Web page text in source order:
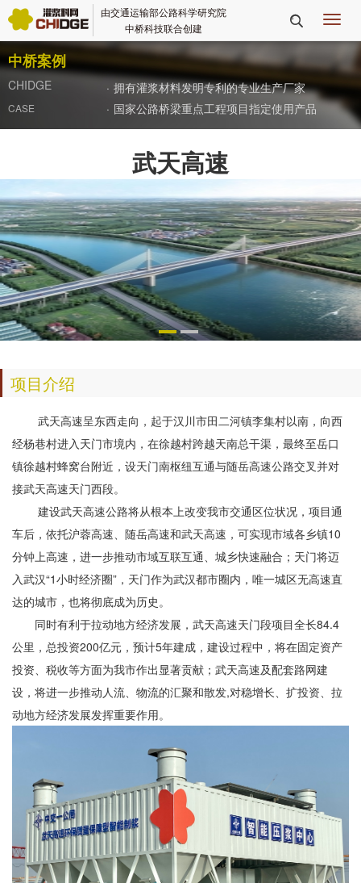
切
换
航

由交通运输部公路科学研究院
中桥科技联合创建
中桥案例
CHIDGE
CASE
· 拥有灌浆材料发明专利的专业生产厂家
· 国家公路桥梁重点工程项目指定使用产品
武天高速
项目介绍
武天高速呈东西走向，起于汉川市田二河镇李集村以南，向西
经杨巷村进入天门市境内，在徐越村跨越天南总干渠，最终至岳口
镇徐越村蜂窝台附近，设天门南枢纽互通与随岳高速公路交叉并对
接武天高速天门西段。
建设武天高速公路将从根本上改变我市交通区位状况，项目通
车后，依托沪蓉高速、随岳高速和武天高速，可实现市域各乡镇10
分钟上高速，进一步推动市域互联互通、城乡快速融合；天门将迈
入武汉“1小时经济圈”，天门作为武汉都市圈内，唯一城区无高速直
达的城市，也将彻底成为历史。
同时有利于拉动地方经济发展，武天高速天门段项目全长84.4
公里，总投资200亿元，预计5年建成，建设过程中，将在固定资产
投资、税收等方面为我市作出显著贡献；武天高速及配套路网建
设，将进一步推动人流、物流的汇聚和散发,对稳增长、扩投资、拉
动地方经济发展发挥重要作用。